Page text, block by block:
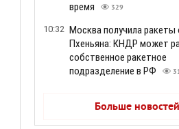
время
329
10:32 Москва получила ракеты
Пхеньяна: КНДР может
собственное ракетное
подразделение в РФ
Больше новостей